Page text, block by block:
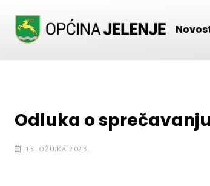
Odluka o
15. OŽUJKA 2023.